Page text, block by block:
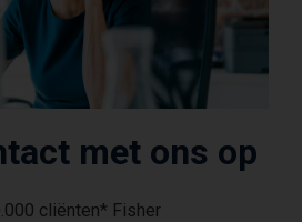
met ons op
cliënten* Fisher